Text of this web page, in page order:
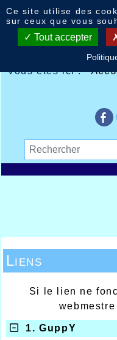
Vous êtes ici :
Liens
Si le lien ne
1. GuppY
Ce site utilise des
sur ceux que vous
Tout accepter